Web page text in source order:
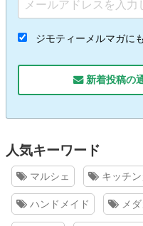
ジモティーメルマガに
新着投稿の
人気キーワード
マルシェ キッチ
ハンドメイド メダ